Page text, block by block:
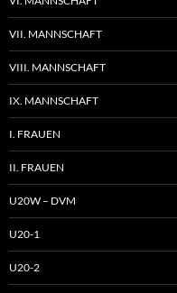
VII. MANNSCHAFT
VIII. MANNSCHAFT
IX. MANNSCHAFT
I. FRAUEN
II. FRAUEN
U20W – DVM
U20-1
U20-2